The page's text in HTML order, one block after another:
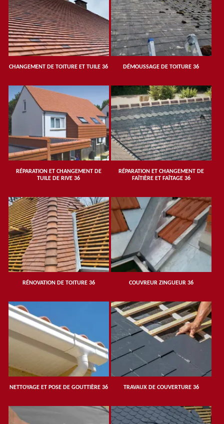
CHANGEMENT DE TOITURE ET TUILE 36 DÉMOUSSAGE DE TOITURE 36
RÉPARATION ET CHANGEMENT DE
TUILE DE RIVE 36
RÉPARATION ET CHANGEMENT DE
FAÎTIÈRE ET FAÎTAGE 36
RÉNOVATION DE TOITURE 36 COUVREUR ZINGUEUR 36
NETTOYAGE ET POSE DE GOUTTIÈRE 36 TRAVAUX DE COUVERTURE 36